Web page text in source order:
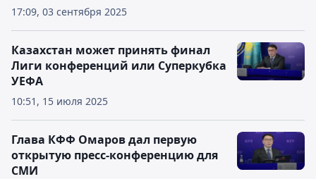
17:09, 03 сентября 2025
10:51, 15 июля 2025
Казахстан может принять финал
Лиги конференций или Суперкубка
УЕФА
Глава КФФ Омаров дал первую
открытую пресс-конференцию для
СМИ